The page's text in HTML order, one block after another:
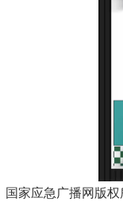
国家应急广播网版